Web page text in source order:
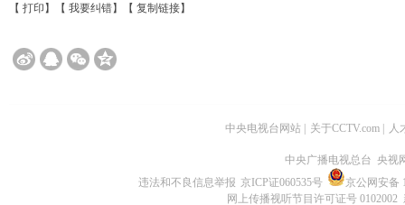
【 打印 】【 我要纠错】【 复制链接】
中央电视台网站 关于CCTV.com 人
中央广播电视总台 央视
违法和不良信息举报 京ICP证060535号
京公网安备
网上传播视听节目许可证号 0102002